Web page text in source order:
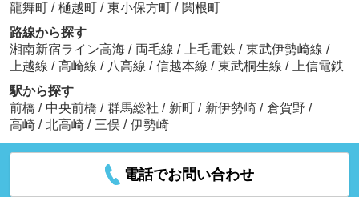
龍舞町 / 樋越町 / 東小保方町 / 関根町
路線から探す
湘南新宿ライン高海 / 両毛線 / 上毛電鉄 / 東武伊勢崎線 /
上越線 / 高崎線 / 八高線 / 信越本線 / 東武桐生線 /
上信電鉄
駅から探す
前橋 / 中央前橋 / 群馬総社 / 新町 / 新伊勢崎 / 倉賀野 /
高崎 / 北高崎 / 三俣 / 伊勢崎
電話でお問い合わせ